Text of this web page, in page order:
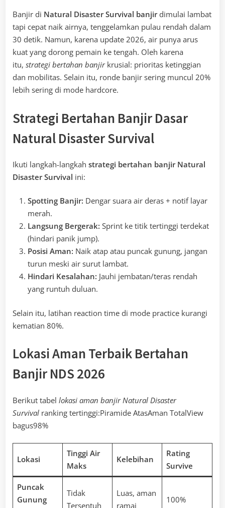
Banjir di Natural Disaster Survival banjirdimulai lambat
tapi cepat naik airnya, tenggelamkan pulau rendah dalam
30 detik. Namun, karena update 2026, air punya arus
kuat yang dorong pemain ke tengah. Oleh karena
itu, strategi bertahan banjirkrusial: prioritas ketinggian
dan mobilitas. Selain itu, ronde banjir sering muncul 20%
lebih sering di mode hardcore.
Strategi Bertahan Banjir Dasar
Natural Disaster Survival
Ikuti langkah-langkah strategi bertahan banjir Natural
Disaster Survival ini:
Spotting Banjir: Dengar suara air deras + notif layar
merah.
Langsung Bergerak: Sprint ke titik tertinggi terdekat
(hindari panik jump).
Posisi Aman: Naik atap atau puncak gunung, jangan
turun meski air surut lambat.
Hindari Kesalahan: Jauhi jembatan/teras rendah
yang runtuh duluan.
Selain itu, latihan reaction time di mode practice kurangi
kematian 80%.
Lokasi Aman Terbaik Bertahan
Banjir NDS 2026
Berikut tabel lokasi aman banjir Natural Disaster
Survival ranking tertinggi:Piramide AtasAman TotalView
bagus98%
Lokasi
Tinggi Air
Maks
Kelebihan
Rating
Survive
Puncak
Gunung
Tidak
Tersentuh
Luas, aman
ramai
100%